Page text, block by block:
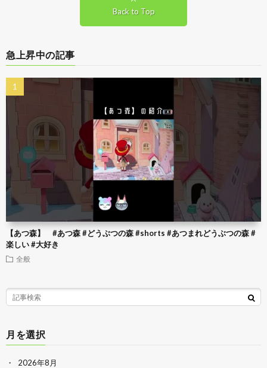
Back to Top
急上昇中の記事
【あつ森】 #あつ森 #どうぶつの森 #shorts #あつまれどうぶつの森 #
楽しい #大好き
全般
月を選択
2026年8月